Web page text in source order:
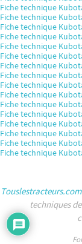
Fiche technique
Fiche technique
Fiche technique
Fiche technique
Fiche technique
Fiche technique
Fiche technique
Fiche technique
Fiche technique
Fiche technique
Fiche technique
Fiche technique
Fiche technique
Fiche technique
Fiche technique
Fiche technique
Touslestracteurs.com
techniques